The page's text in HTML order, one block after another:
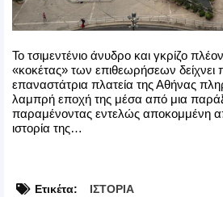
Το τσιμεντένιο άνυδρο και γκρίζο
«κοκέτας» των επιθεωρήσεων δείχνει
επαναστάτρια πλατεία της Αθήνας
λαμπρή εποχή της μέσα από μια
παραμένοντας εντελώς αποκομμένη
ιστορία της…
Ετικέτα: ΙΣΤΟΡΙΑ